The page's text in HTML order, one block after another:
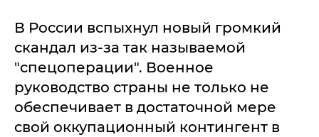
В России вспыхнул новый громкий
скандал из-за так называемой
"спецоперации". Военное
руководство страны не только не
обеспечивает в достаточной мере
свой оккупационный контингент в